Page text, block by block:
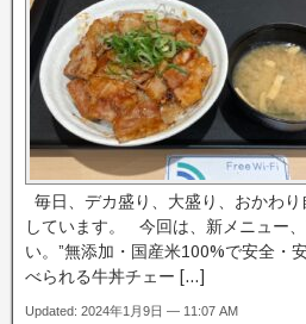
毎日、デカ盛り、大盛り、おかわ
しています。 今回は、新メニュー
い。”無添加・国産米100%で安全・
べられる牛丼チェー […]
Updated: 2024年1月9日 — 11:07 AM